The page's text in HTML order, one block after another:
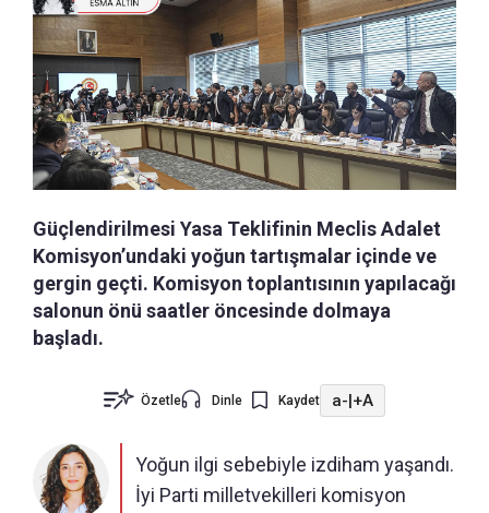
Güçlendirilmesi Yasa Teklifinin Meclis Adalet
Komisyon’undaki yoğun tartışmalar içinde ve
gergin geçti. Komisyon toplantısının yapılacağı
salonun önü saatler öncesinde dolmaya
başladı.
Özetle Dinle Kaydet a-|+A
Yoğun ilgi sebebiyle izdiham yaşandı.
İyi Parti milletvekilleri komisyon